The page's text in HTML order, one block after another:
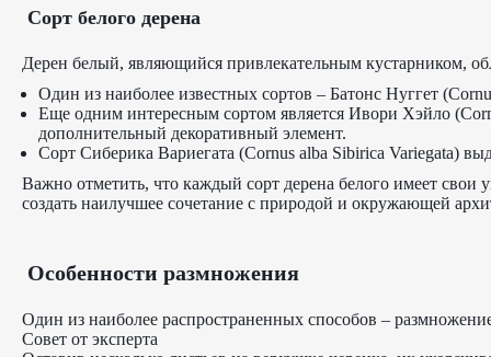
Сорт белого дерена
Дерен белый, являющийся привлекательным кустарником,
Один из наиболее известных сортов – Батонс Нуггет
Еще одним интересным сортом является Ивори Хэйло
дополнительный декоративный элемент.
Сорт Сиберика Вариегата (Cornus alba Sibirica Variegata)
Важно отметить, что каждый сорт дерена белого имеет свои
создать наилучшее сочетание с природой и окружающей
Особенности размножения
Один из наиболее распространенных способов –
Совет от эксперта